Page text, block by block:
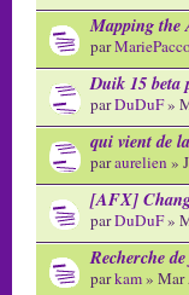
Mapping
par
Duik 15 beta
parDuDuF»
qui vient de
paraurelien »
[AFX]
parDuDuF»
Recherche
parkam» Mar